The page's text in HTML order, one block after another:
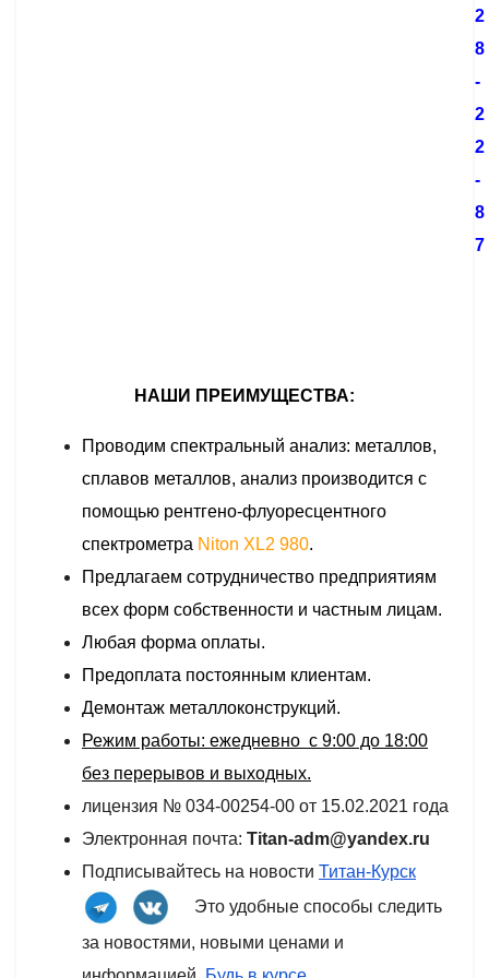
2
8
-
2
2
-
8
7
НАШИ ПРЕИМУЩЕСТВА:
Проводим спектральный анализ: металлов,
сплавов металлов, анализ производится с
помощью рентгено-флуоресцентного
спектрометра Niton XL2 980.
Предлагаем сотрудничество предприятиям
всех форм собственности и частным лицам.
Любая форма оплаты.
Предоплата постоянным клиентам.
Демонтаж металлоконструкций.
Режим работы: ежедневно с 9:00 до 18:00
без перерывов и выходных.
лицензия № 034-00254-00 от 15.02.2021 года
Электронная почта: Titan-adm@yandex.ru
Подписывайтесь на новости Титан-Курск
Это удобные способы следить
за новостями, новыми ценами и